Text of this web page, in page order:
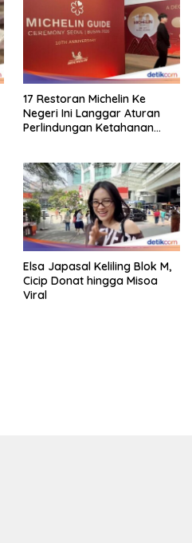
17 Restoran Michelin Ke
Negeri Ini Langgar Aturan
Perlindungan Ketahanan
Elsa Japasal Keliling Blok M,
Cicip Donat hingga Misoa
Viral